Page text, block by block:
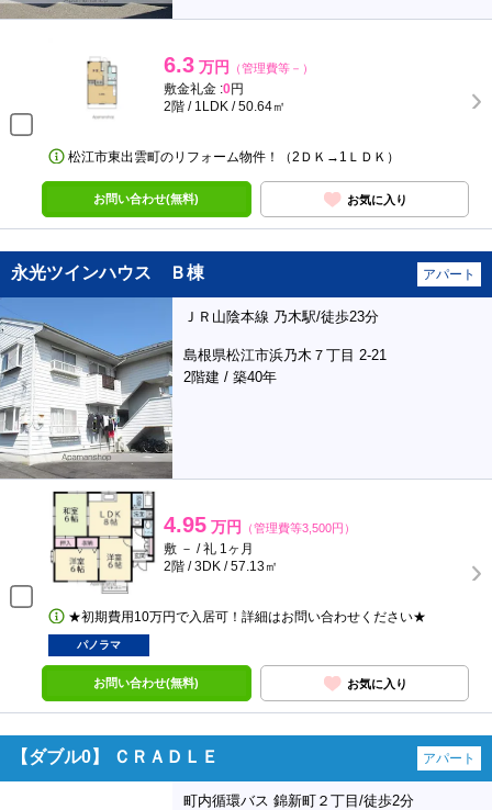
6.3 万円 （管理費等－）
敷金礼金 :0円
2階 / 1LDK / 50.64㎡
松江市東出雲町のリフォーム物件！（2ＤＫ→1ＬＤＫ）
お問い合わせ(無料) お気に入り
永光ツインハウス Ｂ棟 アパート
ＪＲ山陰本線 乃木駅/徒歩23分
島根県松江市浜乃木７丁目 2-21
2階建 / 築40年
4.95 万円 （管理費等3,500円）
敷 － / 礼 1ヶ月
2階 / 3DK / 57.13㎡
★初期費用10万円で入居可！詳細はお問い合わせください★
パノラマ
お問い合わせ(無料) お気に入り
【ダブル0】 ＣＲＡＤＬＥ アパート
町内循環バス 錦新町２丁目/徒歩2分